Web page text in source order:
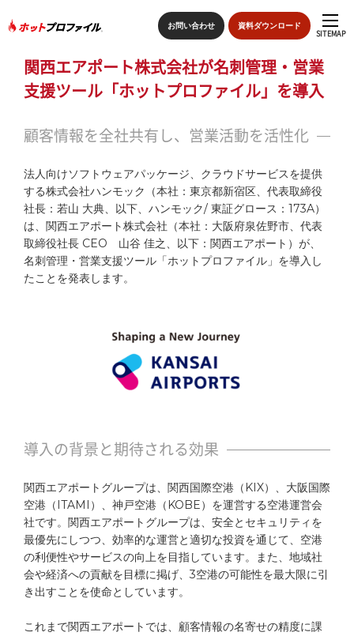
お問い合わせ 資料ダウンロード
SITEMAP
sitemap
ホットプロファイルの機能
導入の流れ
導入事例
パートナーシップ
営業支援コラム
サポート
セキュリティ
関西エアポート株式会社が名刺管理・営業
支援ツール「ホットプロファイル」を導入
顧客情報を全社共有し、営業活動を活性化
法人向けソフトウェアパッケージ、クラウドサービスを提供
する株式会社ハンモック（本社：東京都新宿区、代表取締役
社長：若山 大典、以下、ハンモック/ 東証グロース：173A）
は、関西エアポート株式会社（本社：大阪府泉佐野市、代表
取締役社長 CEO 山谷 佳之、以下：関西エアポート）が、
名刺管理・営業支援ツール「ホットプロファイル」を導入し
たことを発表します。
導入の背景と期待される効果
関西エアポートグループは、関西国際空港（KIX）、大阪国際
空港（ITAMI）、神戸空港（KOBE）を運営する空港運営会
社です。関西エアポートグループは、安全とセキュリティを
最優先にしつつ、効率的な運営と適切な投資を通じて、空港
の利便性やサービスの向上を目指しています。また、地域社
会や経済への貢献を目標に掲げ、3空港の可能性を最大限に引
き出すことを使命としています。
これまで関西エアポートでは、顧客情報の名寄せの精度に課